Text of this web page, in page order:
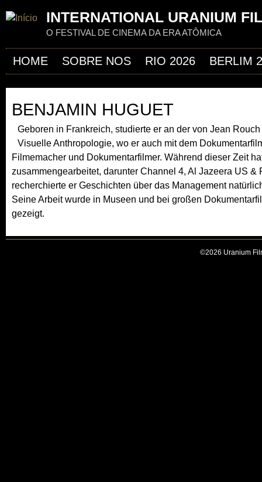
INTERNATIONAL URANIUM
O FESTIVAL DE CINEMA DA ERA ATÔMICA
BENJAMIN HUGUET
Geboren in Frankreich, studierte er an der von Jean
Visuelle Anthropologie, wo er auch mit dem
Filmemacher und Dokumentarfilmer. Während dieser Zeit
zusammengearbeitet, darunter Channel 4, Al Jazeera US
recherchierte er Geschichten über das Management
Seine Arbeit wurde in Museen und bei großen
gezeigt.
HOME SOBRE NOS RIO 2026 BERLIM
©2026 Uranium